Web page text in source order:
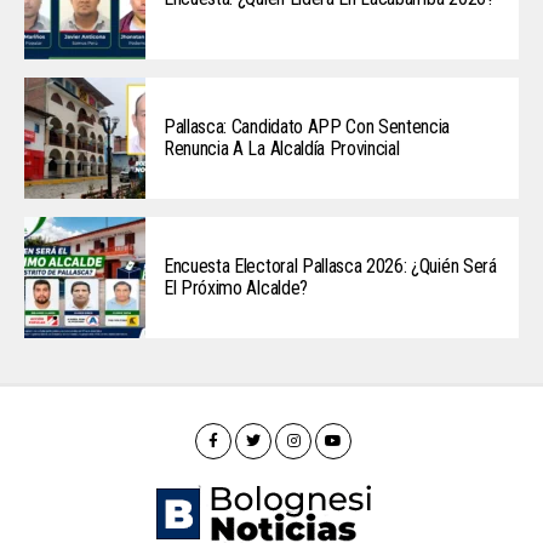
Pallasca: Candidato APP Con Sentencia
Renuncia A La Alcaldía Provincial
Encuesta Electoral Pallasca 2026: ¿Quién Será
El Próximo Alcalde?